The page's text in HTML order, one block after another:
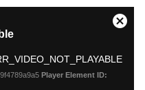
Player Element ID:
Close